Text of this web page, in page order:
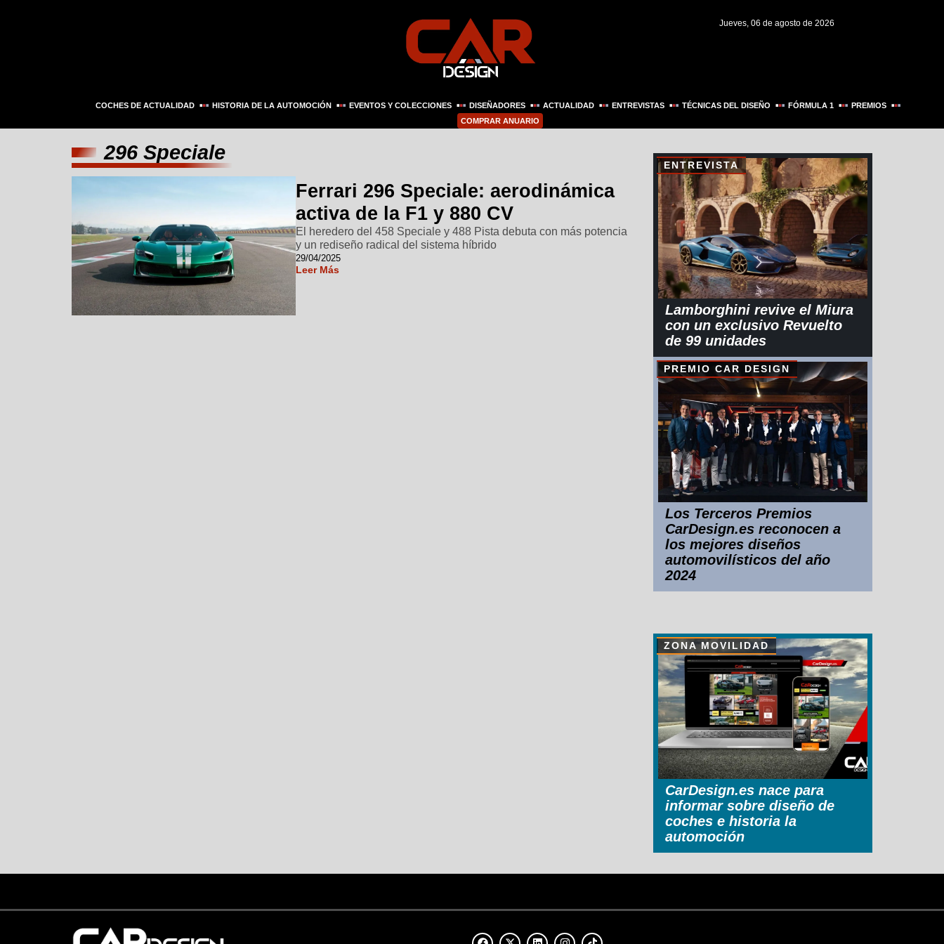
Jueves, 06 de agosto de 2026
COCHES DE ACTUALIDAD HISTORIA DE LA AUTOMOCIÓN EVENTOS Y COLECCIONES DISEÑADORES ACTUALIDAD ENTREVISTAS TÉCNICAS DEL DISEÑO FÓRMULA 1
PREMIOS
COMPRAR ANUARIO
296 Speciale
Ferrari 296 Speciale: aerodinámica
activa de la F1 y 880 CV
El heredero del 458 Speciale y 488 Pista debuta con más potencia
y un rediseño radical del sistema híbrido
29/04/2025
Leer Más
ENTREVISTA
Lamborghini revive el Miura
con un exclusivo Revuelto
de 99 unidades
PREMIO CAR DESIGN
Los Terceros Premios
CarDesign.es reconocen a
los mejores diseños
automovilísticos del año
2024
ZONA MOVILIDAD
CarDesign.es nace para
informar sobre diseño de
coches e historia la
automoción